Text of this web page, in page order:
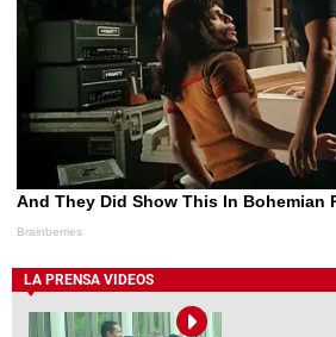
LA PRENSA VIDEOS